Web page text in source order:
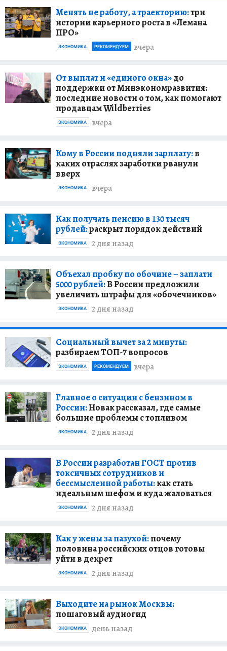
Менять не работу, а траекторию:три
истории карьерного роста в «Лемана
ПРО»
вчера
ЭКОНОМИКА РЕКОМЕНДУЕМ
От выплат и «единого окна»до
поддержки от Минэкономразвития:
последние новости о том, как помогают
продавцам Wildberries
вчера
ЭКОНОМИКА
Кому в России подняли зарплату:в
каких отраслях заработки рванули
вверх
вчера
ЭКОНОМИКА
Как получать пенсию в 130 тысяч
рублей:раскрыт порядок действий
2 дня назад
ЭКОНОМИКА
Объехал пробку по обочине – заплати
5000 рублей:В России предложили
увеличить штрафы для «обочечников»
2 дня назад
ЭКОНОМИКА
Социальный вычет за 2 минуты:
разбираем ТОП-7 вопросов
вчера
ЭКОНОМИКА РЕКОМЕНДУЕМ
Главное о ситуации с бензином в
России:Новак рассказал, где самые
большие проблемы с топливом
2 дня назад
ЭКОНОМИКА
В России разработан ГОСТ против
токсичных сотрудников и
бессмысленной работы:как стать
идеальным шефом и куда жаловаться
2 дня назад
ЭКОНОМИКА
Как у жены за пазухой:почему
половина российских отцов готовы
уйти в декрет
2 дня назад
ЭКОНОМИКА
Выходите на рынок Москвы:
пошаговый аудиогид
день назад
ЭКОНОМИКА